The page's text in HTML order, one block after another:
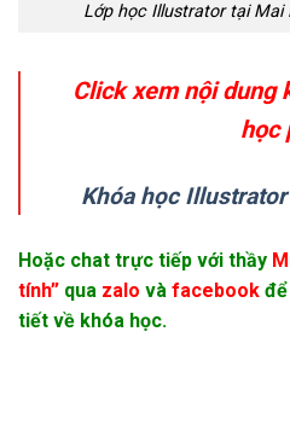
Lớp học Illustrator tại Mai
Click xem nội dung
học
Khóa học
Hoặc chat trực tiếp với thầy
tính” qua zalo và facebook
tiết về khóa học.